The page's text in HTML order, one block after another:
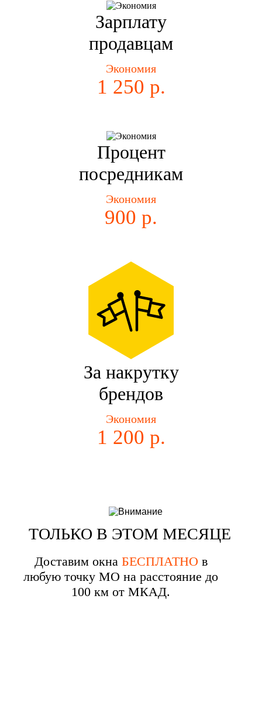
Зарплату
продавцам
Экономия
1 250 р.
Процент
посредникам
Экономия
900 р.
За накрутку
брендов
Экономия
1 200 р.
ТОЛЬКО В ЭТОМ МЕСЯЦЕ
Доставим окна БЕСПЛАТНО в
любую точку МО на расстояние до
100 км от МКАД.